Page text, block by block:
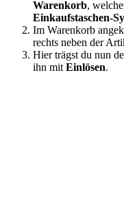
Warenkorb,
Einkaufstaschen-
Im Warenkorb
rechts neben der
Hier trägst du nun
ihn mit Einlösen.